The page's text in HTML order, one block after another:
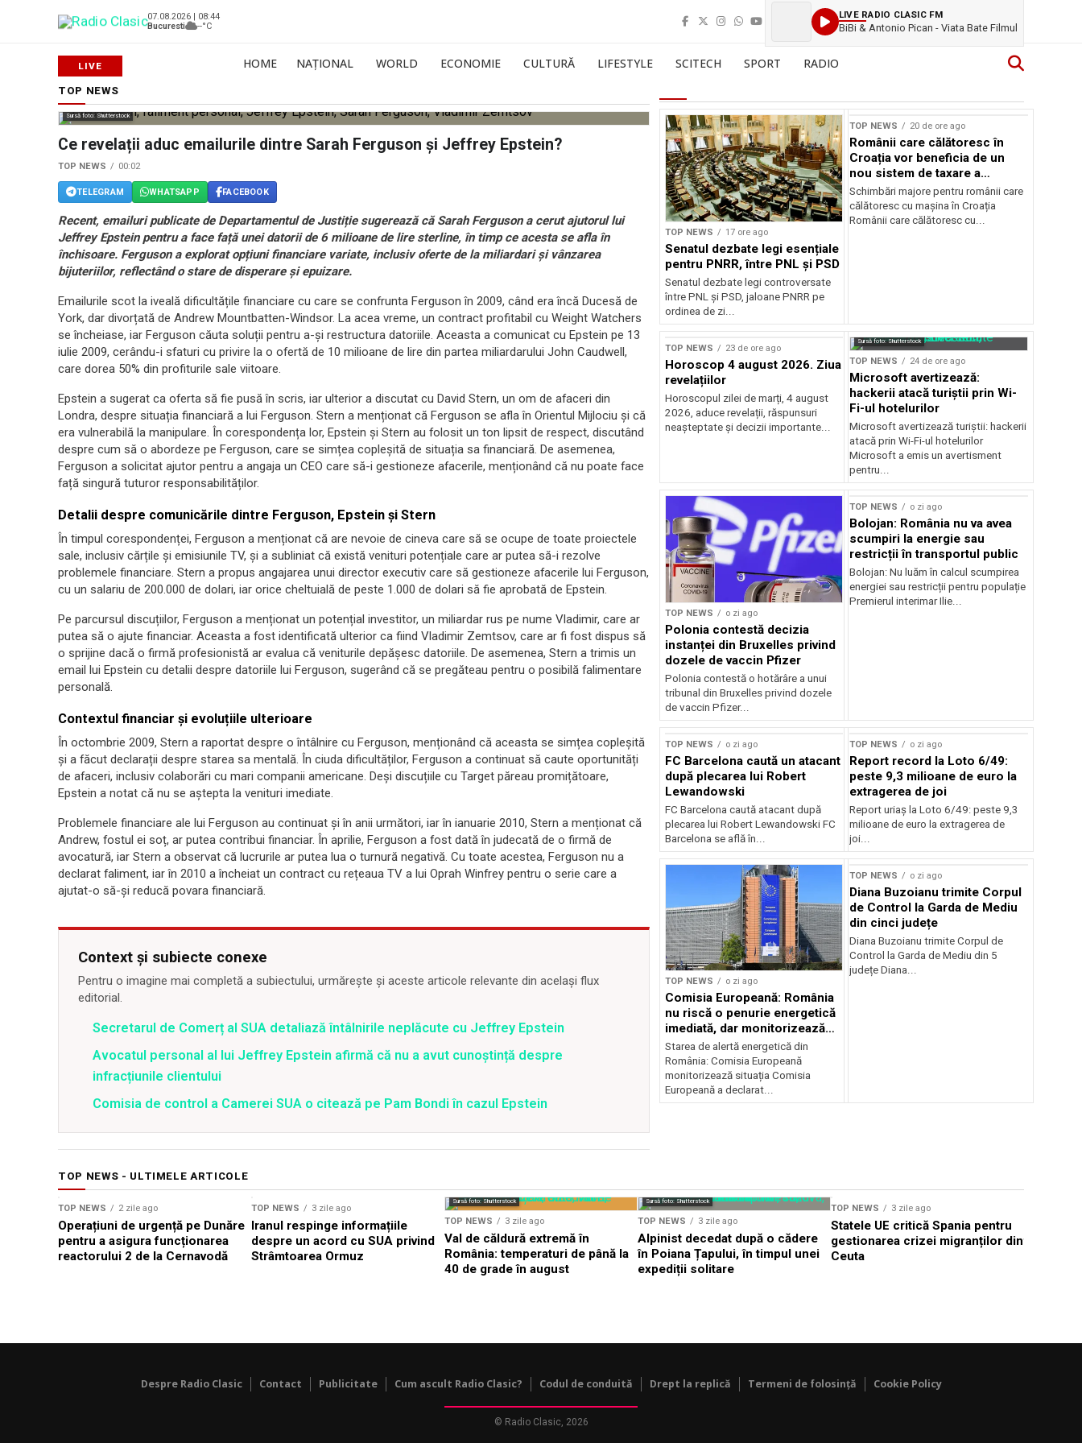
07.08.2026 | 08:44
Bucuresti
--°C
LIVE RADIO CLASIC FM
BiBi & Antonio Pican - Viata Bate Filmul
HOME NAȚIONAL WORLD ECONOMIE CULTURĂ LIFESTYLE SCITECH SPORT RADIO
TOP NEWS
Sursă foto: Shutterstock
Ce revelații aduc emailurile dintre Sarah Ferguson și Jeffrey Epstein?
TOP NEWS 00:02
TELEGRAM WHATSAPP FACEBOOK
Recent, emailuri publicate de Departamentul de Justiție sugerează că Sarah Ferguson a cerut ajutorul lui
Jeffrey Epstein pentru a face față unei datorii de 6 milioane de lire sterline, în timp ce acesta se afla în
închisoare. Ferguson a explorat opțiuni financiare variate, inclusiv oferte de la miliardari și vânzarea
bijuteriilor, reflectând o stare de disperare și epuizare.
Emailurile scot la iveală dificultățile financiare cu care se confrunta Ferguson în 2009, când era încă Ducesă de
York, dar divorțată de Andrew Mountbatten-Windsor. La acea vreme, un contract profitabil cu Weight Watchers
se încheiase, iar Ferguson căuta soluții pentru a-și restructura datoriile. Aceasta a comunicat cu Epstein pe 13
iulie 2009, cerându-i sfaturi cu privire la o ofertă de 10 milioane de lire din partea miliardarului John Caudwell,
care dorea 50% din profiturile sale viitoare.
Epstein a sugerat ca oferta să fie pusă în scris, iar ulterior a discutat cu David Stern, un om de afaceri din
Londra, despre situația financiară a lui Ferguson. Stern a menționat că Ferguson se afla în Orientul Mijlociu și că
era vulnerabilă la manipulare. În corespondența lor, Epstein și Stern au folosit un ton lipsit de respect, discutând
despre cum să o abordeze pe Ferguson, care se simțea copleșită de situația sa financiară. De asemenea,
Ferguson a solicitat ajutor pentru a angaja un CEO care să-i gestioneze afacerile, menționând că nu poate face
față singură tuturor responsabilităților.
Detalii despre comunicările dintre Ferguson, Epstein și Stern
În timpul corespondenței, Ferguson a menționat că are nevoie de cineva care să se ocupe de toate proiectele
sale, inclusiv cărțile și emisiunile TV, și a subliniat că există venituri potențiale care ar putea să-i rezolve
problemele financiare. Stern a propus angajarea unui director executiv care să gestioneze afacerile lui Ferguson,
cu un salariu de 200.000 de dolari, iar orice cheltuială de peste 1.000 de dolari să fie aprobată de Epstein.
Pe parcursul discuțiilor, Ferguson a menționat un potențial investitor, un miliardar rus pe nume Vladimir, care ar
putea să o ajute financiar. Aceasta a fost identificată ulterior ca fiind Vladimir Zemtsov, care ar fi fost dispus să
o sprijine dacă o firmă profesionistă ar evalua că veniturile depășesc datoriile. De asemenea, Stern a trimis un
email lui Epstein cu detalii despre datoriile lui Ferguson, sugerând că se pregăteau pentru o posibilă falimentare
personală.
Contextul financiar și evoluțiile ulterioare
În octombrie 2009, Stern a raportat despre o întâlnire cu Ferguson, menționând că aceasta se simțea copleșită
și a făcut declarații despre starea sa mentală. În ciuda dificultăților, Ferguson a continuat să caute oportunități
de afaceri, inclusiv colaborări cu mari companii americane. Deși discuțiile cu Target păreau promițătoare,
Epstein a notat că nu se aștepta la venituri imediate.
Problemele financiare ale lui Ferguson au continuat și în anii următori, iar în ianuarie 2010, Stern a menționat că
Andrew, fostul ei soț, ar putea contribui financiar. În aprilie, Ferguson a fost dată în judecată de o firmă de
avocatură, iar Stern a observat că lucrurile ar putea lua o turnură negativă. Cu toate acestea, Ferguson nu a
declarat faliment, iar în 2010 a încheiat un contract cu rețeaua TV a lui Oprah Winfrey pentru o serie care a
ajutat-o să-și reducă povara financiară.
Context și subiecte conexe
Pentru o imagine mai completă a subiectului, urmărește și aceste articole relevante din același flux
editorial.
Secretarul de Comerț al SUA detaliază întâlnirile neplăcute cu Jeffrey Epstein
Avocatul personal al lui Jeffrey Epstein afirmă că nu a avut cunoștință despre
infracțiunile clientului
Comisia de control a Camerei SUA o citează pe Pam Bondi în cazul Epstein
TOP NEWS 17 ore ago
Senatul dezbate legi esențiale
pentru PNRR, între PNL și PSD
Senatul dezbate legi controversate
între PNL și PSD, jaloane PNRR pe
ordinea de zi...
TOP NEWS 20 de ore ago
Românii care călătoresc în
Croația vor beneficia de un
nou sistem de taxare a
autostrăzilor
Schimbări majore pentru românii care
călătoresc cu mașina în Croația
Românii care călătoresc cu...
TOP NEWS 23 de ore ago
Horoscop 4 august 2026. Ziua
revelațiilor
Horoscopul zilei de marți, 4 august
2026, aduce revelații, răspunsuri
neașteptate și decizii importante...
Sursă foto: Shutterstock
TOP NEWS 24 de ore ago
Microsoft avertizează:
hackerii atacă turiștii prin Wi-
Fi-ul hotelurilor
Microsoft avertizează turiștii: hackerii
atacă prin Wi-Fi-ul hotelurilor
Microsoft a emis un avertisment
pentru...
TOP NEWS o zi ago
Polonia contestă decizia
instanței din Bruxelles privind
dozele de vaccin Pfizer
Polonia contestă o hotărâre a unui
tribunal din Bruxelles privind dozele
de vaccin Pfizer...
TOP NEWS o zi ago
Bolojan: România nu va avea
scumpiri la energie sau
restricții în transportul public
Bolojan: Nu luăm în calcul scumpirea
energiei sau restricții pentru populație
Premierul interimar Ilie...
TOP NEWS o zi ago
FC Barcelona caută un atacant
după plecarea lui Robert
Lewandowski
FC Barcelona caută atacant după
plecarea lui Robert Lewandowski FC
Barcelona se află în...
TOP NEWS o zi ago
Report record la Loto 6/49:
peste 9,3 milioane de euro la
extragerea de joi
Report uriaș la Loto 6/49: peste 9,3
milioane de euro la extragerea de
joi...
TOP NEWS o zi ago
Comisia Europeană: România
nu riscă o penurie energetică
imediată, dar monitorizează
situația
Starea de alertă energetică din
România: Comisia Europeană
monitorizează situația Comisia
Europeană a declarat...
TOP NEWS o zi ago
Diana Buzoianu trimite Corpul
de Control la Garda de Mediu
din cinci județe
Diana Buzoianu trimite Corpul de
Control la Garda de Mediu din 5
județe Diana...
TOP NEWS - ULTIMELE ARTICOLE
TOP NEWS 2 zile ago
Operațiuni de urgență pe Dunăre
pentru a asigura funcționarea
reactorului 2 de la Cernavodă
TOP NEWS 3 zile ago
Iranul respinge informațiile
despre un acord cu SUA privind
Strâmtoarea Ormuz
Sursă foto: Shutterstock
TOP NEWS 3 zile ago
Val de căldură extremă în
România: temperaturi de până la
40 de grade în august
Sursă foto: Shutterstock
TOP NEWS 3 zile ago
Alpinist decedat după o cădere
în Poiana Țapului, în timpul unei
expediții solitare
TOP NEWS 3 zile ago
Statele UE critică Spania pentru
gestionarea crizei migranților din
Ceuta
Despre Radio Clasic Contact Publicitate Cum ascult Radio Clasic? Codul de conduită Drept la replică Termeni de folosință Cookie Policy
© Radio Clasic, 2026